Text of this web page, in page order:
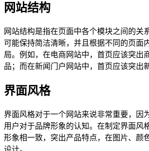
网站结构
网站结构是指在页面中各个模块之间的关
可能保持简洁清晰，并且根据不同的页面
局。例如，在电商网站中，首页应该突出
品；而在新闻门户网站中，首页应该突出
界面风格
界面风格对于一个网站来说非常重要，因
用户对于品牌形象的认知。在制定界面风
形象相一致，突出产品特点，在图片、颜
设计。